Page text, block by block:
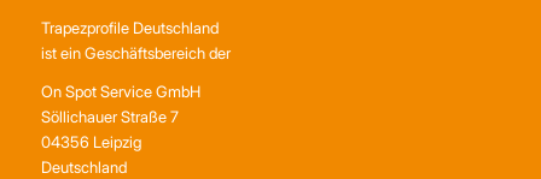
Trapezprofile Deutschland
ist ein Geschäftsbereich der
On Spot Service GmbH
Söllichauer Straße 7
04356 Leipzig
Deutschland